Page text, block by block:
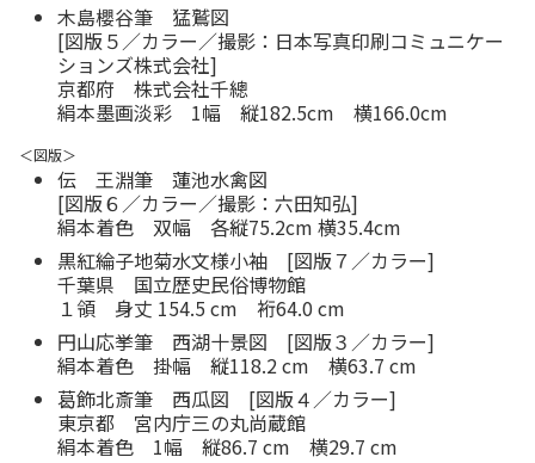
木島櫻谷筆 猛鷲図
[図版５／カラー／撮影：日本写真印刷コミュニケー
ションズ株式会社]
京都府 株式会社千總
絹本墨画淡彩 1幅 縦182.5cm 横166.0cm
＜図版＞
伝 王淵筆 蓮池水禽図
[図版６／カラー／撮影：六田知弘]
絹本着色 双幅 各縦75.2cm 横35.4cm
黒紅綸子地菊水文様小袖 [図版７／カラー]
千葉県 国立歴史民俗博物館
１領 身丈 154.5 cm 裄64.0 cm
円山応挙筆 西湖十景図 [図版３／カラー]
絹本着色 掛幅 縦118.2 cm 横63.7 cm
葛飾北斎筆 西瓜図 [図版４／カラー]
東京都 宮内庁三の丸尚蔵館
絹本着色 1幅 縦86.7 cm 横29.7 cm